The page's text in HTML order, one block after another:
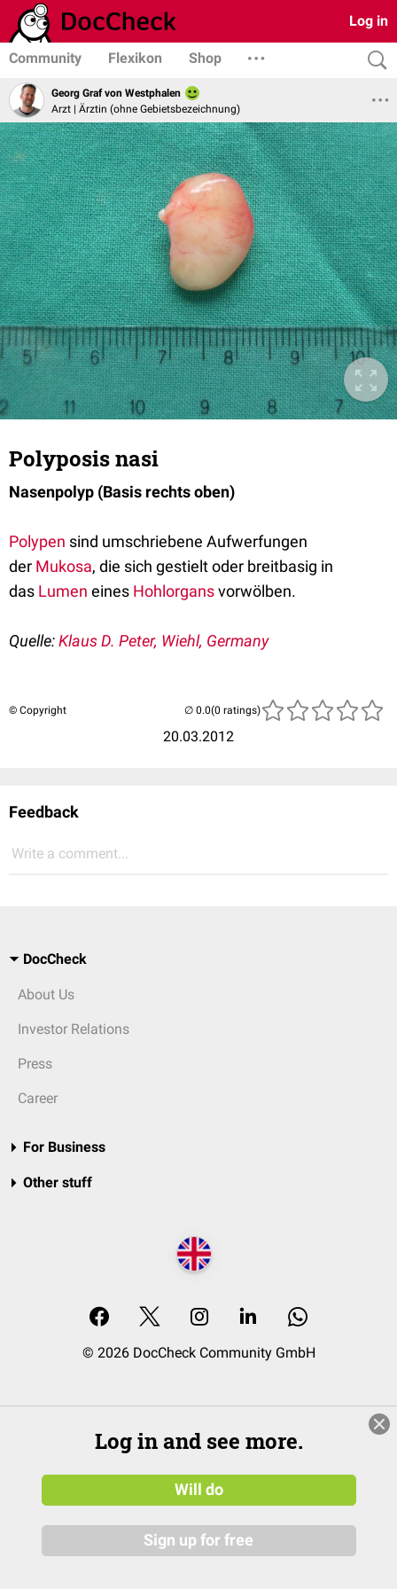
Log in
Community Flexikon Shop
Georg Graf von Westphalen
Arzt | Ärztin (ohne Gebietsbezeichnung)
Polyposis nasi
Nasenpolyp (Basis rechts oben)
Polypen sind umschriebene Aufwerfungen
der Mukosa, die sich gestielt oder breitbasig in
das Lumen eines Hohlorgansvorwölben.
Quelle:Klaus D. Peter, Wiehl, Germany
© Copyright
20.03.2012
(0 ratings)
Feedback
Write a comment...
DocCheck
About Us
Investor Relations
Press
Career
For Business
Other stuff
© 2026 DocCheck Community GmbH
Log in and see more.
Will do
Sign up for free